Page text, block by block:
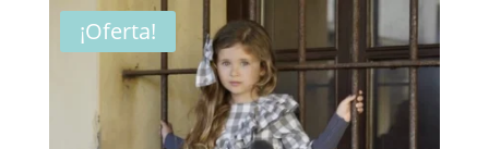
era:
120,00€.
es:
60,00€.
¡Oferta!